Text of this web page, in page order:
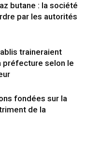
butane : la société
par les autorités
traineraient
préfecture selon le
fondées sur la
de la